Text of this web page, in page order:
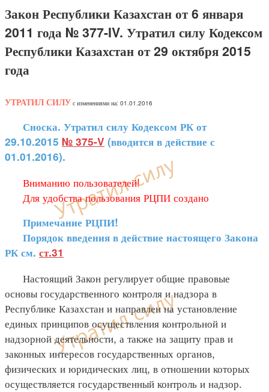
Закон Республики Казахстан от 6 января
2011 года № 377-IV. Утратил силу Кодексом
Республики Казахстан от 29 октября 2015
года
УТРАТИЛ СИЛУ с изменениями на: 01.01.2016
Сноска. Утратил силу Кодексом РК от
29.10.2015 № 375-V (вводится в действие с
01.01.2016).
Вниманию пользователей!
Для удобства пользования РЦПИ создано
Примечание РЦПИ!
Порядок введения в действие настоящего Закона
РК см. ст.31
Настоящий Закон регулирует общие правовые
основы государственного контроля и надзора в
Республике Казахстан и направлен на установление
единых принципов осуществления контрольной и
надзорной деятельности, а также на защиту прав и
законных интересов государственных органов,
физических и юридических лиц, в отношении которых
осуществляется государственный контроль и надзор.